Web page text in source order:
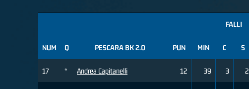
NUM Q PESCARA BK 2.0
17 * Andrea Capitanelli
FALLI
PUN MIN C S
12 39 3 2